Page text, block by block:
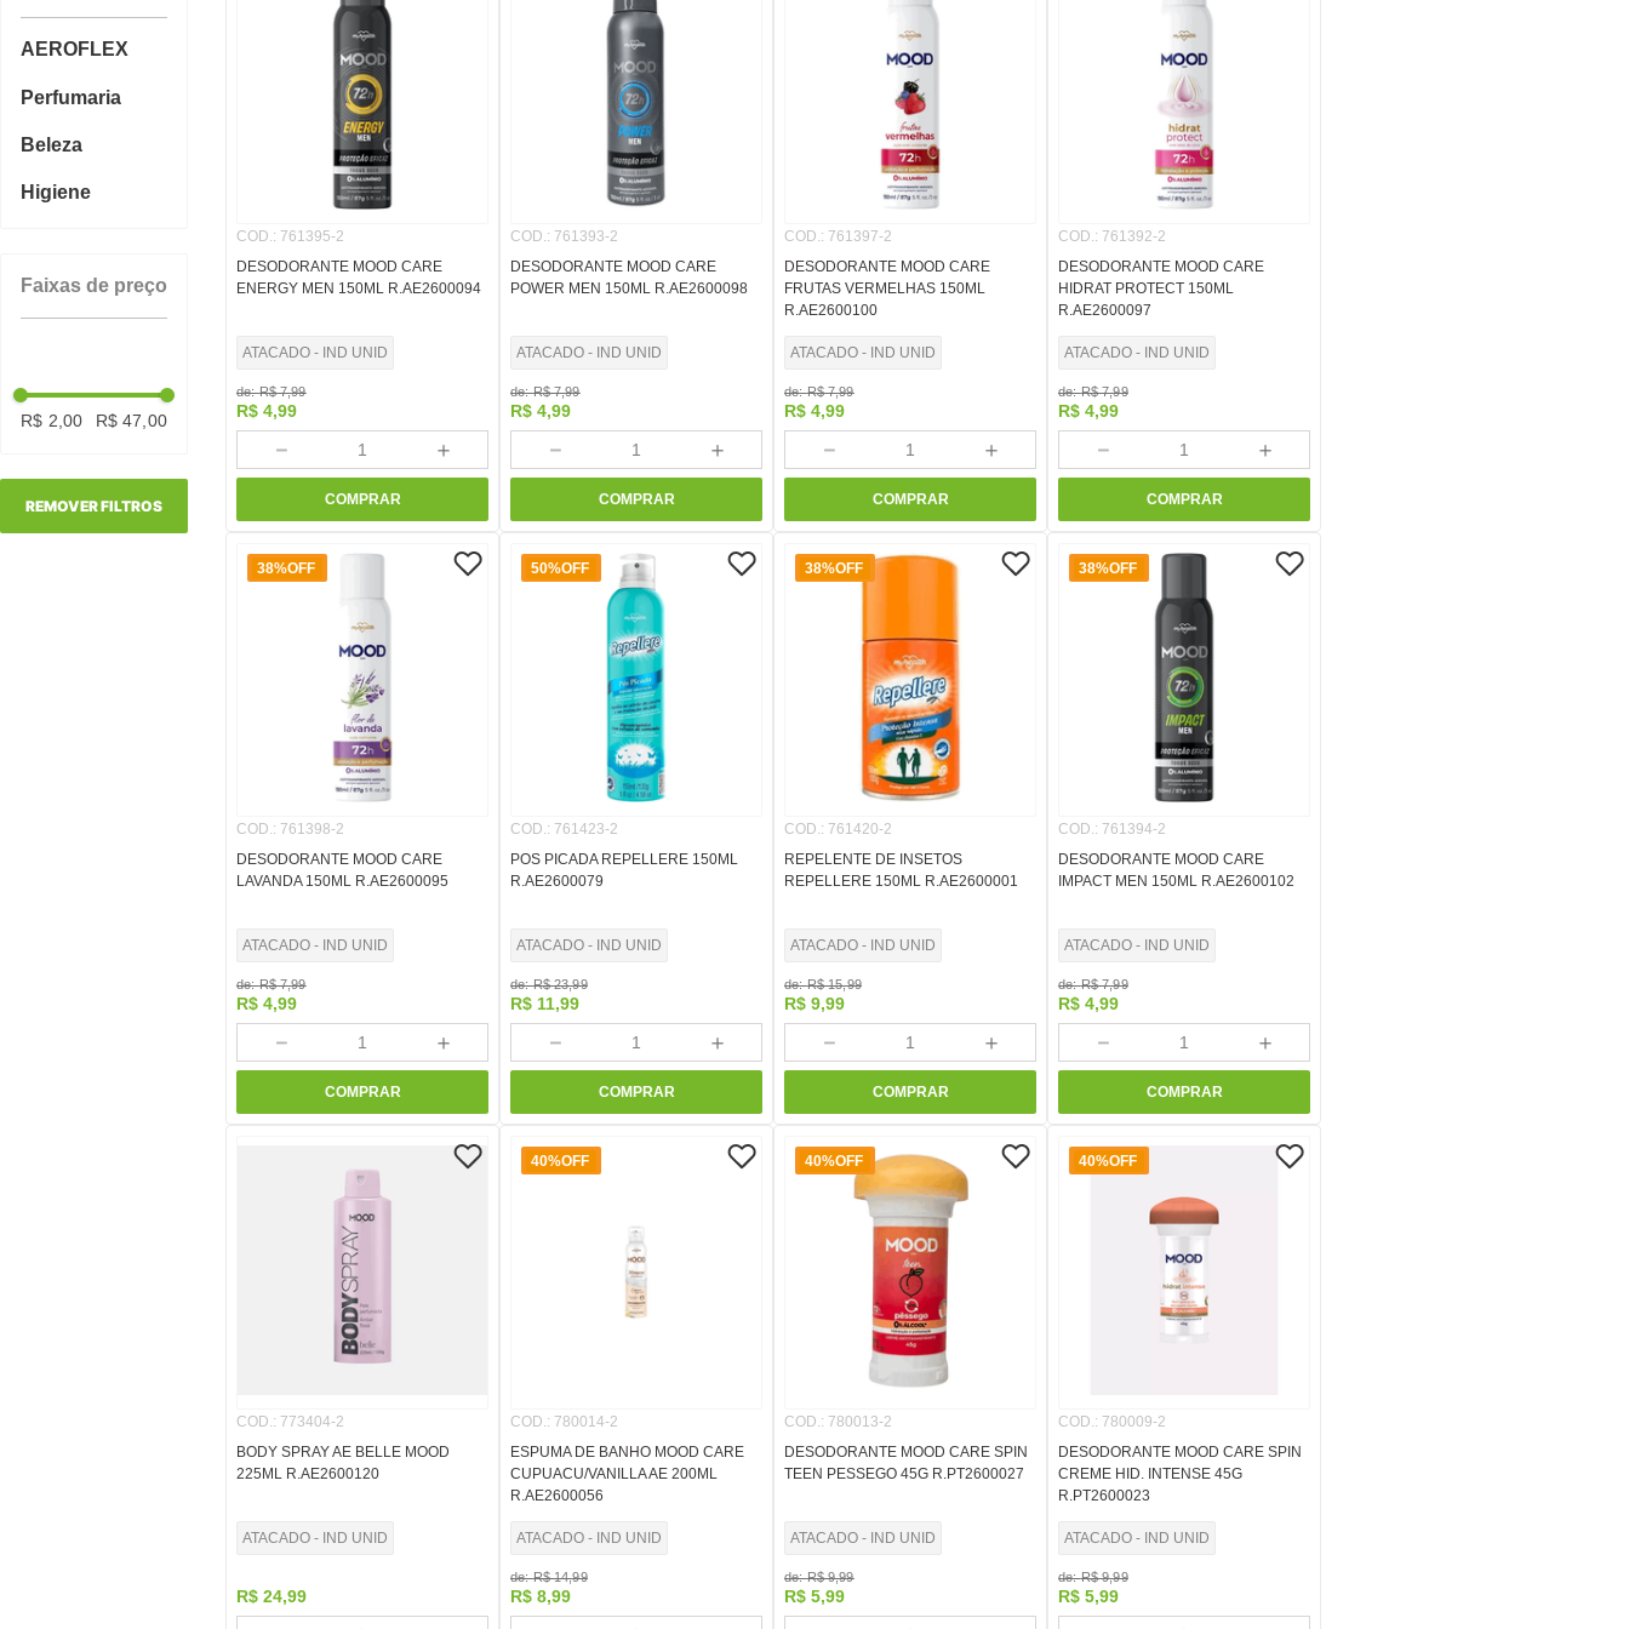
cola
barbante
fita
AEROFLEX
Perfumaria
Beleza
Higiene
Faixas de preço
R$ 2,00 R$ 47,00
REMOVER FILTROS
COD.: 761395-2
DESODORANTE MOOD CARE
ENERGY MEN 150ML R.AE2600094
ATACADO - IND UNID
de:R$ 7,99
R$ 4,99
＋
－
COMPRAR
COD.: 761393-2
DESODORANTE MOOD CARE
POWER MEN 150ML R.AE2600098
ATACADO - IND UNID
de:R$ 7,99
R$ 4,99
＋
－
COMPRAR
COD.: 761397-2
DESODORANTE MOOD CARE
FRUTAS VERMELHAS 150ML
R.AE2600100
ATACADO - IND UNID
de:R$ 7,99
R$ 4,99
＋
－
COMPRAR
COD.: 761392-2
DESODORANTE MOOD CARE
HIDRAT PROTECT 150ML
R.AE2600097
ATACADO - IND UNID
de:R$ 7,99
R$ 4,99
＋
－
COMPRAR
38%OFF
COD.: 761398-2
DESODORANTE MOOD CARE
LAVANDA 150ML R.AE2600095
ATACADO - IND UNID
de:R$ 7,99
R$ 4,99
＋
－
COMPRAR
50%OFF
COD.: 761423-2
POS PICADA REPELLERE 150ML
R.AE2600079
ATACADO - IND UNID
de:R$ 23,99
R$ 11,99
＋
－
COMPRAR
38%OFF
COD.: 761420-2
REPELENTE DE INSETOS
REPELLERE 150ML R.AE2600001
ATACADO - IND UNID
de:R$ 15,99
R$ 9,99
＋
－
COMPRAR
38%OFF
COD.: 761394-2
DESODORANTE MOOD CARE
IMPACT MEN 150ML R.AE2600102
ATACADO - IND UNID
de:R$ 7,99
R$ 4,99
＋
－
COMPRAR
COD.: 773404-2
BODY SPRAY AE BELLE MOOD
225ML R.AE2600120
ATACADO - IND UNID
R$ 24,99
40%OFF
COD.: 780014-2
ESPUMA DE BANHO MOOD CARE
CUPUACU/VANILLA AE 200ML
R.AE2600056
ATACADO - IND UNID
de:R$ 14,99
R$ 8,99
40%OFF
COD.: 780013-2
DESODORANTE MOOD CARE SPIN
TEEN PESSEGO 45G R.PT2600027
ATACADO - IND UNID
de:R$ 9,99
R$ 5,99
40%OFF
COD.: 780009-2
DESODORANTE MOOD CARE SPIN
CREME HID. INTENSE 45G
R.PT2600023
ATACADO - IND UNID
de:R$ 9,99
R$ 5,99